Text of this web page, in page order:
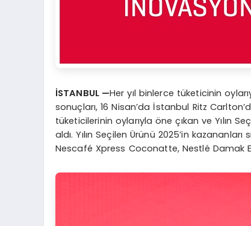
İSTANBUL —Her yıl binlerce tüketicinin
sonuçları, 16 Nisan’da İstanbul Ritz
tüketicilerinin oylarıyla öne çıkan ve Yılın
aldı. Yılın Seçilen Ürünü 2025’in
Nescafé Xpress Coconatte, Nestlé Damak